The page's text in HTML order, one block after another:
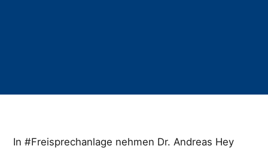
In #Freisprechanlage nehmen Dr. Andreas Hey